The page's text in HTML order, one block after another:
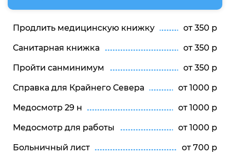
Продлить медицинскую книжку от 350 р
Санитарная книжка от 350 р
Пройти санминимум от 350 р
Справка для Крайнего Севера от 1000 р
Медосмотр 29 н от 1000 р
Медосмотр для работы от 1000 р
Больничный лист от 700 р